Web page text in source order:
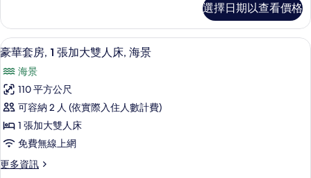
加
大
雙
人
床,
泳
池
景
觀
套
房,
1
加
大
人
床,
泳
池
景
選擇日期以查看價格
顯
示
豪
華
套
房,
張
2
豪華套房, 1 張加大雙人床, 海景
海景
110 平方公尺
可容納 2 人 (依實際入住人數計費)
1 張加大雙人床
免費無線上網
更多資訊
更